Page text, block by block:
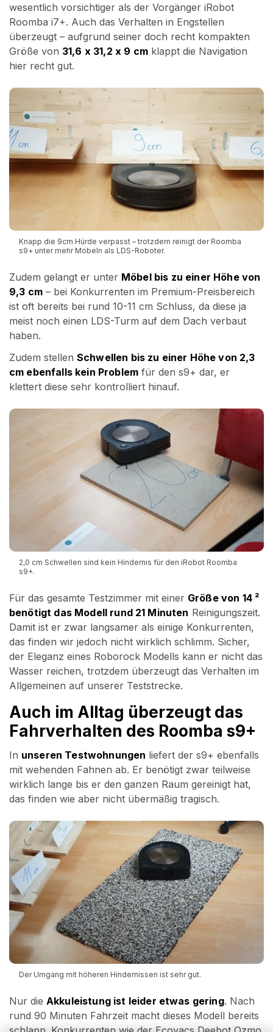
wesentlich vorsichtiger als der Vorgänger iRobot
Roomba i7+. Auch das Verhalten in Engstellen
überzeugt – aufgrund seiner doch recht kompakten
Größe von 31,6 x 31,2 x 9 cmklappt die Navigation
hier recht gut.
Knapp die 9cm Hürde verpasst – trotzdem reinigt der Roomba
s9+ unter mehr Möbeln als LDS-Roboter.
Zudem gelangt er unter Möbel bis zu einer Höhe von
9,3 cm– bei Konkurrenten im Premium-Preisbereich
ist oft bereits bei rund 10-11 cm Schluss, da diese ja
meist noch einen LDS-Turm auf dem Dach verbaut
haben.
Zudem stellen Schwellen bis zu einer Höhe von 2,3
cm ebenfalls kein Problem für den s9+ dar, er
klettert diese sehr kontrolliert hinauf.
2,0 cm Schwellen sind kein Hindernis für den iRobot Roomba
s9+.
Für das gesamte Testzimmer mit einer Größe von 14 ²
benötigt das Modell rund 21 Minuten Reinigungszeit.
Damit ist er zwar langsamer als einige Konkurrenten,
das finden wir jedoch nicht wirklich schlimm. Sicher,
der Eleganz eines Roborock Modells kann er nicht das
Wasser reichen, trotzdem überzeugt das Verhalten im
Allgemeinen auf unserer Teststrecke.
Auch im Alltag überzeugt das
Fahrverhalten des Roomba s9+
In unseren Testwohnungen liefert der s9+ ebenfalls
mit wehenden Fahnen ab. Er benötigt zwar teilweise
wirklich lange bis er den ganzen Raum gereinigt hat,
das finden wie aber nicht übermäßig tragisch.
Der Umgang mit höheren Hindernissen ist sehr gut.
Nur die Akkuleistung ist leider etwas gering. Nach
rund 90 Minuten Fahrzeit macht dieses Modell bereits